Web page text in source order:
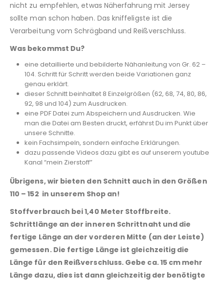
nicht zu empfehlen, etwas Näherfahrung mit Jersey
sollte man schon haben. Das kniffeligste ist die
Verarbeitung vom Schrägband und Reißverschluss.
Was bekommst Du?
eine detaillierte und bebilderte Nähanleitung von Gr. 62 –
104. Schritt für Schritt werden beide Variationen ganz
genau erklärt.
dieser Schnitt beinhaltet 8 Einzelgrößen (62, 68, 74, 80, 86,
92, 98 und 104) zum Ausdrucken.
eine PDF Datei zum Abspeichern und Ausdrucken. Wie
man die Datei am Besten druckt, erfährst Du im Punkt über
unsere Schnitte.
kein Fachsimpeln, sondern einfache Erklärungen.
dazu passende Videos dazu gibt es auf unserem youtube
Kanal “mein Zierstoff”
Übrigens, wir bieten den Schnitt auch in den Größen
110 – 152 in unserem Shop an!
Stoffverbrauch bei 1,40 Meter Stoffbreite.
Schrittlänge an der inneren Schrittnaht und die
fertige Länge an der vorderen Mitte (an der Leiste)
gemessen. Die fertige Länge ist gleichzeitig die
Länge für den Reißverschluss. Gebe ca. 15 cm mehr
Länge dazu, dies ist dann gleichzeitig der benötigte